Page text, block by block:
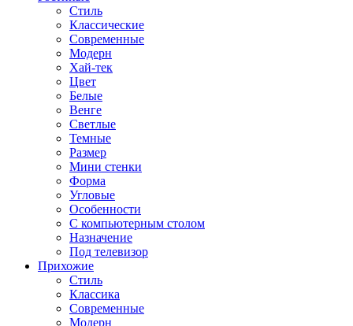
Стиль
Классические
Современные
Модерн
Хай-тек
Цвет
Белые
Венге
Светлые
Темные
Размер
Мини стенки
Форма
Угловые
Особенности
С компьютерным столом
Назначение
Под телевизор
Прихожие
Стиль
Классика
Современные
Модерн